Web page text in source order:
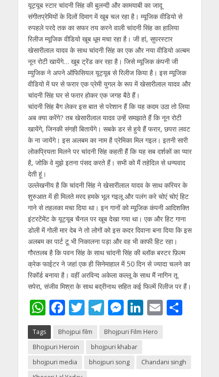
s
A
p
p
b
o
o
k
er gr
a
m
e
n
g
er
e
dI
n
l e
यूट्यूब स्टार चांदनी सिंह की बुलन्दी और कामयाबी का जादू
संगीतप्रेमियों के दिलों दिमाग में खूब चल रहा है। म्यूजिक वीडियो से
रुपहले परदे तक का सफर तय करने वाली चांदनी सिंह का हालिया
रिलीज म्यूजिक वीडियो खूब धूम मचा रहा है। जी हां, सुपरस्टार
खेसारीलाल यादव के साथ चांदनी सिंह का एक और नया वीडियो अल्बम
नून रोटी खायेंगे… खूब ट्रेंड कर रहा है। जिसे म्यूजिक कंपनी जी
म्युजिक ने अपने ऑफिसियल यूट्यूब से रिलीज किया है। इस म्यूजिक
वीडियो में घर से फरार एक प्रेमी युगल के रूप में खेसारीलाल यादव और
चांदनी सिंह घर से फरार होकर एक जगह बैठे हैं।
चांदनी सिंह बैग लेकर इस बात से परेशान हैं कि यह कदम उठा तो लिया
अब क्या करेंगे? तब खेसारीलाल यादव उन्हें समझाते हैं कि नून रोटी
खायेंगे, जिनकी संगही बितायेंगे। सबके डर से हुये हैं फरार, छपरा लवट
के ना जायेंगे। इस अलबम का नाम है प्रेमिका मिल गइल। इतनी सारी
लोकप्रियता मिलने पर चांदनी सिंह कहती हैं कि यह सब दर्शकों का प्यार
है, जोकि वे मुझे इतना पंसद करते हैं। सभी को मैं तहेदिल से धन्यवाद
देती हूं।
उल्लेखनीय है कि चांदनी सिंह ने खेसारीलाल यादव के साथ करियर के
शुरुआत में ही मिलते मरद हमके भूल गइलू और पलंग करे चोएं चोएं हिट
गाने से तहलका मचा दिया था। इन गानों को म्यूजिक कंपनी आदिशक्ति
इंटरटेंमेंट के यूट्यूब चैनल पर खूब देखा गया था। एक और हिट गाना
डोली में गोली मार देब ने तो लोगों को इस कदर दिवाना बना दिया कि इस
अलबम का पार्ट टू भी निकालना पड़ा और वह भी काफी हिट रहा।
गौरतलब है कि पवन सिंह के साथ चांदनी सिंह की ब्लॉक बस्टर फ़िल्म
क्रेक फाईटर ने जहां एक ही सिनेमाहाल में 50 दिन से ज्यादा चलने का
रिकॉर्ड बनाया है। वहीं अरविन्द अकेला कल्लू के साथ मैं नागिन तू
सपेरा, संजीव मिश्रा के साथ बद्रीनाथ सहित कई फिल्में रिलीज पर हैं।
W
h
at
s
A
F
e
b
o
T
itt
er
T
e
gr
a
M
ss
e
n
Li
k
e
dI
E S
e
Tags Bhojpui film
Bhojpuri Film Hero
Bhojpuri Heroin
bhojpuri khabar
bhojpuri media
bhojpuri song
Chandani singh